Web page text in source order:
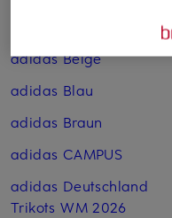
adidas Baumwoll­hosen
adidas Beige
adidas Blau
adidas Braun
adidas CAMPUS
adidas Deutschland
Trikots WM 2026